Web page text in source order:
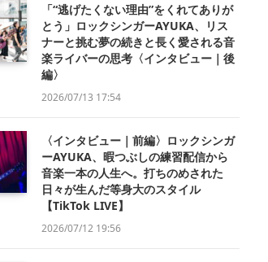
「“逃げたくない理由”をくれてありが
とう」ロックシンガーAYUKA、リス
ナーと挑む夢の続きと長く愛される音
楽ライバーの思考〈インタビュー｜後
編〉
2026/07/13 17:54
〈インタビュー｜前編〉ロックシンガ
ーAYUKA、暇つぶしの練習配信から
音楽一本の人生へ。打ちのめされた
日々が生んだ等身大のスタイル
【TikTok LIVE】
2026/07/12 19:56